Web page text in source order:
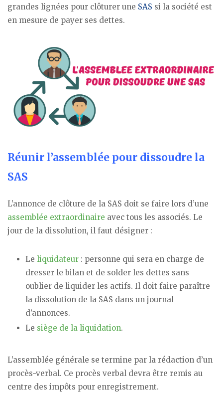
grandes lignées pour clôturer une SAS si la société est
en mesure de payer ses dettes.
Réunir l’assemblée pour dissoudre la
SAS
L’annonce de clôture de la SAS doit se faire lors d’une
assemblée extraordinaire avec tous les associés. Le
jour de la dissolution, il faut désigner :
Le liquidateur : personne qui sera en charge de
dresser le bilan et de solder les dettes sans
oublier de liquider les actifs. Il doit faire paraître
la dissolution de la SAS dans un journal
d’annonces.
Le siège de la liquidation.
L’assemblée générale se termine par la rédaction d’un
procès-verbal. Ce procès verbal devra être remis au
centre des impôts pour enregistrement.